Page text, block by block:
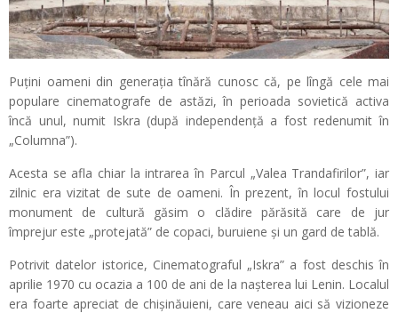
Puțini oameni din generația tînără cunosc că, pe lîngă cele mai
populare cinematografe de astăzi, în perioada sovietică activa
încă unul, numit Iskra (după independență a fost redenumit în
„Columna”).
Acesta se afla chiar la intrarea în Parcul „Valea Trandafirilor”, iar
zilnic era vizitat de sute de oameni. În prezent, în locul fostului
monument de cultură găsim o clădire părăsită care de jur
împrejur este „protejată” de copaci, buruiene și un gard de tablă.
Potrivit datelor istorice, Cinematograful „Iskra” a fost deschis în
aprilie 1970 cu ocazia a 100 de ani de la nașterea lui Lenin. Localul
era foarte apreciat de chișinăuieni, care veneau aici să vizioneze